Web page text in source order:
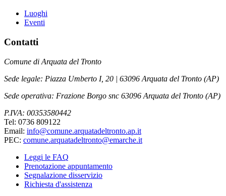
Luoghi
Eventi
Contatti
Comune di Arquata del Tronto
Sede legale: Piazza Umberto I, 20 | 63096 Arquata del Tronto (AP)
Sede operativa: Frazione Borgo snc 63096 Arquata del Tronto (AP)
P.IVA: 00353580442
Tel: 0736 809122
Email: info@comune.arquatadeltronto.ap.it
PEC: comune.arquatadeltronto@emarche.it
Leggi le FAQ
Prenotazione appuntamento
Segnalazione disservizio
Richiesta d'assistenza